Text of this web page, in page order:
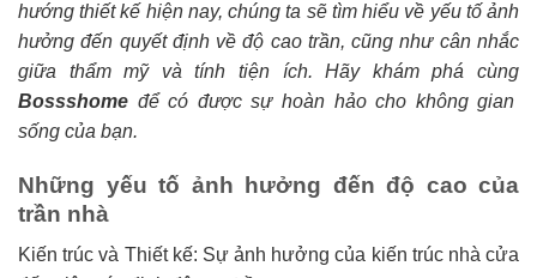
hướng thiết kế hiện nay, chúng ta sẽ tìm hiểu về yếu tố ảnh
hưởng đến quyết định về độ cao trần, cũng như cân nhắc
giữa thẩm mỹ và tính tiện ích. Hãy khám phá cùng
Bossshome để có được sự hoàn hảo cho không gian
sống của bạn.
Những yếu tố ảnh hưởng đến độ cao của
trần nhà
Kiến trúc và Thiết kế: Sự ảnh hưởng của kiến trúc nhà cửa